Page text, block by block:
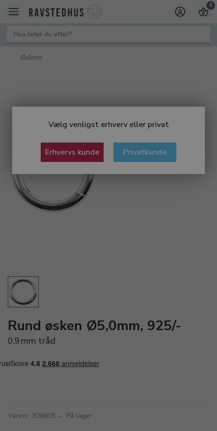
Vælg venligst erhverv eller privat
Erhvervs kunde Privatkunde
0
Øskner
Rund øsken Ø5,0mm, 925/-
0,9mm tråd
Varenr. 306805 – På lager